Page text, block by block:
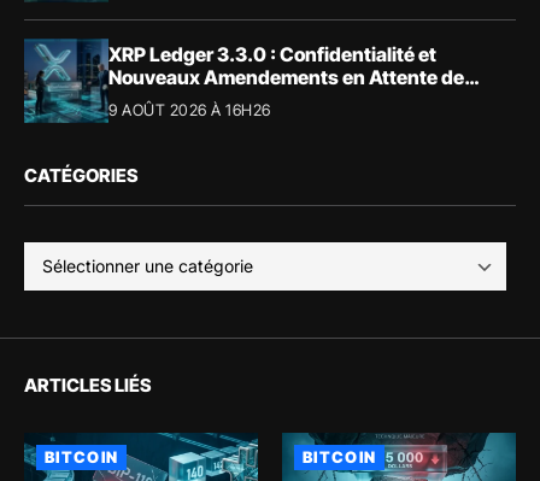
XRP Ledger 3.3.0 : Confidentialité et
Nouveaux Amendements en Attente de
Validation
9 AOÛT 2026 À 16H26
CATÉGORIES
ARTICLES LIÉS
BITCOIN BITCOIN